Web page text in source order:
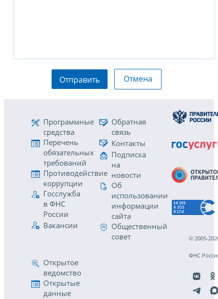
Отправить Отмена
Программные
средства
Перечень
обязательных
требований
Противодействие
коррупции
Госслужба
в ФНС
России
Вакансии
Обратная
связь
Контакты
Подписка
на
новости
Об
использовании
информации
сайта
Общественный
совет
Открытое
ведомство
Открытые
данные
© 2005-
ФНС